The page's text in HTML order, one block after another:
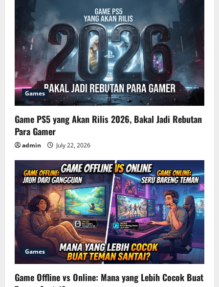
Games
Game PS5 yang Akan Rilis 2026, Bakal Jadi Rebutan
Para Gamer
admin July 22, 2026
Games
Game Offline vs Online: Mana yang Lebih Cocok Buat